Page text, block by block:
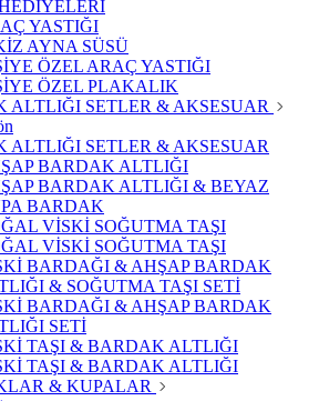
YASTIĞI
AYNA SÜSÜ
ÖZEL ARAÇ YASTIĞI
ÖZEL PLAKALIK
ALTLIĞI SETLER & AKSESUAR
ALTLIĞI SETLER & AKSESUAR
BARDAK ALTLIĞI
BARDAK ALTLIĞI & BEYAZ
BARDAK
VİSKİ SOĞUTMA TAŞI
VİSKİ SOĞUTMA TAŞI
BARDAĞI & AHŞAP BARDAK
& SOĞUTMA TAŞI SETİ
BARDAĞI & AHŞAP BARDAK
SETİ
TAŞI & BARDAK ALTLIĞI
TAŞI & BARDAK ALTLIĞI
& KUPALAR